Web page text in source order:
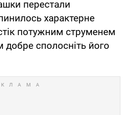
перестали
характерне
потужним струменем
добре сполосніть його